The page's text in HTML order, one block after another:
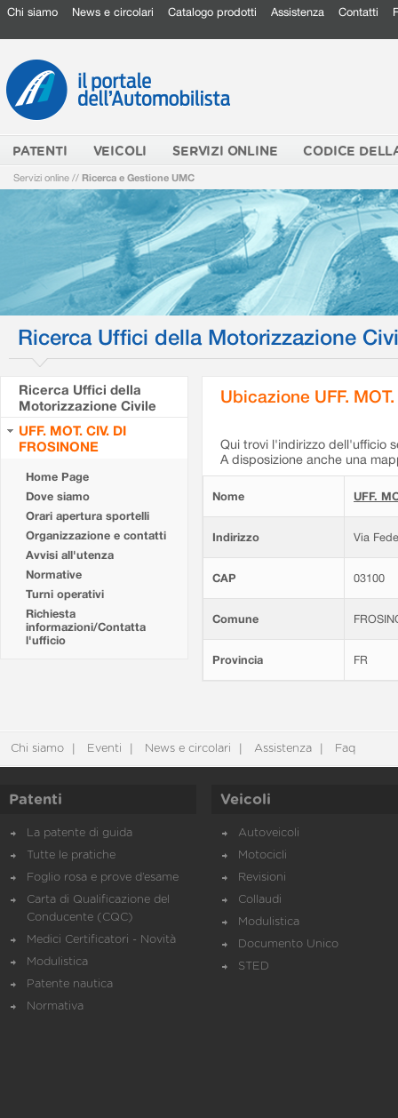
Chi siamo News e circolari Catalogo prodotti Assistenza Contatti
PATENTI VEICOLI SERVIZI ONLINE CODICE
Servizi online // Ricerca e Gestione UMC
Ricerca Uffici della Motorizzazione
Ricerca Uffici della
Motorizzazione Civile
UFF. MOT. CIV. DI
FROSINONE
Home Page
Dove siamo
Orari apertura sportelli
Organizzazione e contatti
Avvisi all'utenza
Normative
Turni operativi
Richiesta
informazioni/Contatta
l'ufficio
Ubicazione UFF.
Qui trovi l'indirizzo dell'ufficio
A disposizione anche una
Nome UFF.
Indirizzo Via
CAP 03100
Comune
Provincia FR
Chi siamo Eventi News e circolari Assistenza Faq
Patenti
La patente di guida
Tutte le pratiche
Foglio rosa e prove d’esame
Carta di Qualificazione del
Conducente (CQC)
Medici Certificatori - Novità
Modulistica
Patente nautica
Normativa
Veicoli
Autoveicoli
Motocicli
Revisioni
Collaudi
Modulistica
Documento Unico
STED